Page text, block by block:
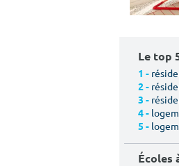
Le top
1 -
2 -
3 -
4 -
5 -
Écoles